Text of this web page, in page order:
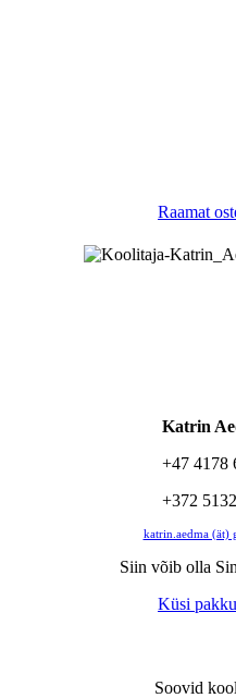
Raamat
Katrin
+47 4178
+372
katrin.aedma (ät)
Siin võib olla
Küsi
Soovid